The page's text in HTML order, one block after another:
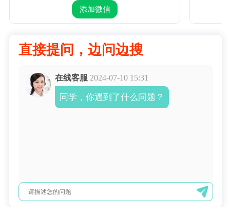
添加微信
直接提问，边问边搜
在线客服 2024-07-10 15:31
同学，你遇到了什么问题？